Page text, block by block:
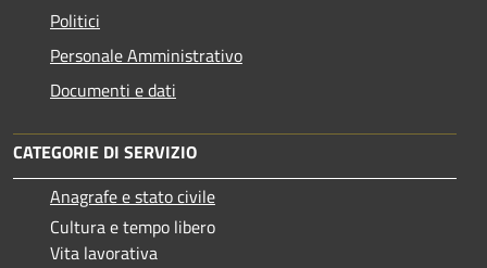
Politici
Personale Amministrativo
Documenti e dati
CATEGORIE DI SERVIZIO
Anagrafe e stato civile
Cultura e tempo libero
Vita lavorativa